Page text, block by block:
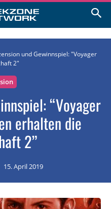
und Gewinnspiel: "Voyager
2"
“Voyager
erhalten die
2”
15. April 2019